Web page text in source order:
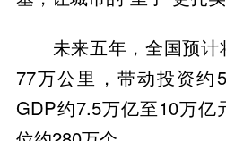
未来五年，全国预
77万公里，带动投资约
GDP约7.5万亿至10万亿